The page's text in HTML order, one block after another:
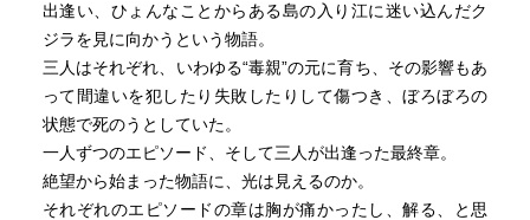
～～～～～～～～～～～～～～～～～～～～
文庫の好きなのは、巻末にあとがき又は解説があるところ
今回の解説は作家の白石一文さんが書かれていますが、ま
さに「晴天の迷いクジラ」で描かれているものの確信をつ
いていて、しびれました。
解説を読み終わったあと、「ああ、だからわたしも本編を
出逢い、ひょんなことからある島の入り江に迷い込んだク
ジラを見に向かうという物語。
三人はそれぞれ、いわゆる“毒親”の元に育ち、その影響もあ
って間違いを犯したり失敗したりして傷つき、ぼろぼろの
状態で死のうとしていた。
一人ずつのエピソード、そして三人が出逢った最終章。
絶望から始まった物語に、光は見えるのか。
それぞれのエピソードの章は胸が痛かったし、解る、と思